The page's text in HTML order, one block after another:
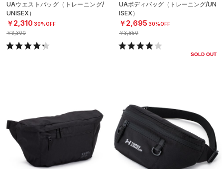
UAウエストバッグ（トレーニング/
UNISEX）
￥2,310 30%OFF
￥3,300
UAボディバッグ（トレーニング/UN
ISEX）
￥2,695 30%OFF
￥3,850
SOLD OUT